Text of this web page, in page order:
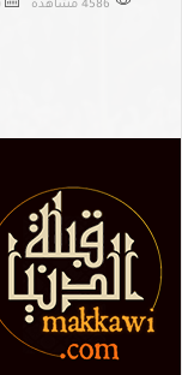
4586 مشاهدة